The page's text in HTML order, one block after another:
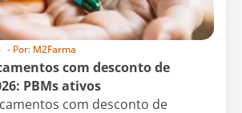
- Por: M2Farma
com desconto de
PBMs ativos
com desconto de